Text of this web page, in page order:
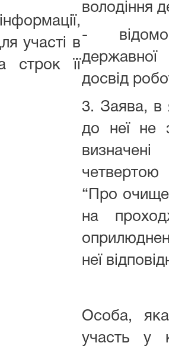
участі в
строк її
володіння
-
досвід
3. Заява, в
до неї не
четвертою
“Про
на
неї
Особа,
участь у